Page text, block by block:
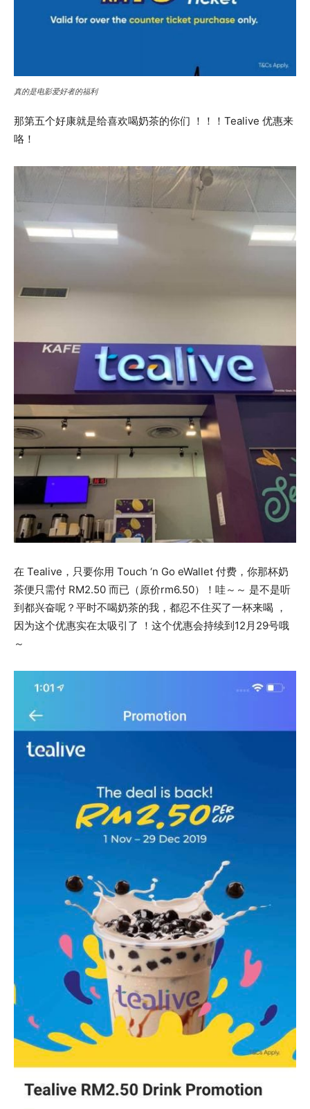
真的是电影爱好者的福利
那第五个好康就是给喜欢喝奶茶的你们 ！！！Tealive 优惠来
咯！
在 Tealive，只要你用 Touch ‘n Go eWallet 付费，你那杯奶
茶便只需付 RM2.50 而已（原价rm6.50）！哇～～ 是不是听
到都兴奋呢？平时不喝奶茶的我，都忍不住买了一杯来喝 ，
因为这个优惠实在太吸引了 ！这个优惠会持续到12月29号哦
～